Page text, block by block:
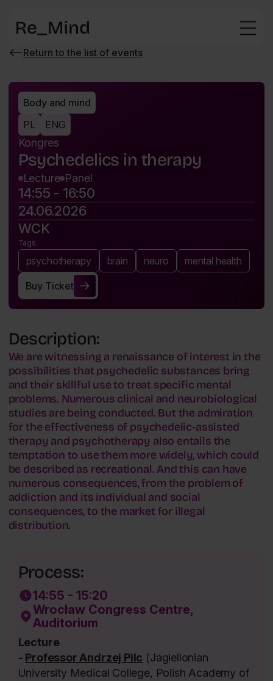
Return to the list of events
Wróć
wydarzeń
Body and mind
PL
ENG
Kongres
Psychedelics in therapy
Lecture Panel
14:55 - 16:50
24.06.2026
WCK
Tags:
psychotherapy brain neuro mental health
Buy Ticket
Buy Ticket
Description:
We are witnessing a renaissance of interest in the
possibilities that psychedelic substances bring
and their skillful use to treat specific mental
problems. Numerous clinical and neurobiological
studies are being conducted. But the admiration
for the effectiveness of psychedelic-assisted
therapy and psychotherapy also entails the
temptation to use them more widely, which could
be described as recreational. And this can have
numerous consequences, from the problem of
addiction and its individual and social
consequences, to the market for illegal
distribution.
Process:
14:55 - 15:20
Wrocław Congress Centre,
Auditorium
Lecture
- Professor Andrzej Pilc (Jagiellonian
University Medical College, Polish Academy of